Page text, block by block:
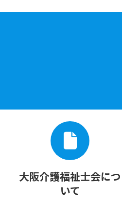
大阪介護福祉士会につ
いて